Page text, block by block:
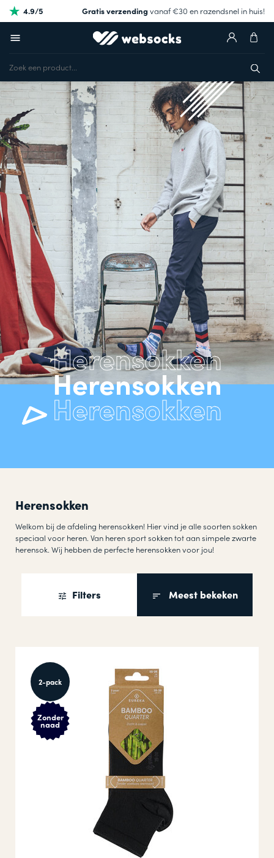
4.9/5 Gratis verzendingvanaf €30 en razendsnel in huis!
Herensokken
Herensokken
Welkom bij de afdeling herensokken! Hier vind je alle soorten sokken
speciaal voor heren. Van heren sport sokken tot aan simpele zwarte
herensok. Wij hebben de perfecte herensokken voor jou!
Filters Meest bekeken
2-pack
Zonder
naad